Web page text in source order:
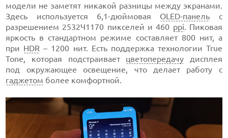
модели не заметят никакой разницы между экранами.
Здесь используется 6,1-дюймовая OLED-панель с
разрешением 2532Ч1170 пикселей и 460 ppi. Пиковая
яркость в стандартном режиме составляет 800 нит, а
при HDR – 1200 нит. Есть поддержка технологии True
Tone, которая подстраивает цветопередачу дисплея
под окружающее освещение, что делает работу с
гаджетом более комфортной.